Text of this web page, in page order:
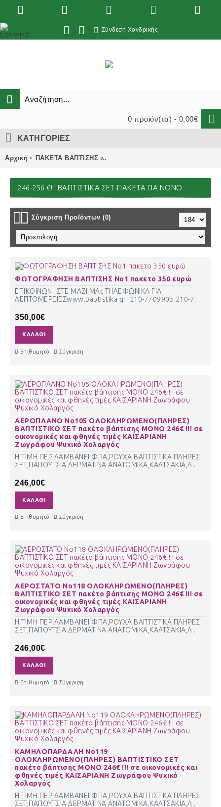
Σύνδεση Χονδρικής
0 προϊόν(τα) - 0,00€
ΚΑΤΗΓΟΡΙΕΣ
Αρχική ΠΑΚΕΤΑ ΒΑΠΤΙΣΗΣ 246-256 €!!! βαπτιστικά σετ-
246-256 €!!! ΒΑΠΤΙΣΤΙΚΆ ΣΕΤ-ΠΑΚΈΤΑ ΓΙΑ ΝΟΝΟ
Σύγκριση Προϊόντων (0)
ΦΩΤΟΓΡΑΦΗΣΗ ΒΑΠΤΙΣΗΣ Νο1 πακετο 350 ευρώ
ΕΠΙΚΟΙΝΩΝΗΣΤΕ ΜΑΖΙ ΜΑς ΤΗΛΕΦΩΝΙΚΑ ΓΙΑ
ΛΕΠΤΟΜΕΡΕΙΕΣwww.baptistika.gr 210-7709905 210-7..
350,00€
ΚΑΛΆΘΙ
Επιθυμητό Σύγκριση
ΑΕΡΟΠΛΑΝΟ Νο105 ΟΛΟΚΛΗΡΩΜΕΝΟ(ΠΛΗΡΕΣ)
ΒΑΠΤΙΣΤΙΚΟ ΣΕΤ πακέτο βάπτισης ΜΟΝΟ 246€ !!! σε
οικονομικές και φθηνές τιμές ΚΑΙΣΑΡΙΑΝΗ
Ζωγράφου Ψυχικό Χολαργός
Η ΤΙΜΗ ΠΕΡΙΛΑΜΒΑΝΕΙ ΦΠΑ,ΡΟΥΧΑ ΒΑΠΤΙΣΤΙΚΑ ΠΛΗΡΕΣ
ΣΕΤ,ΠΑΠΟΥΤΣΙΑ ΔΕΡΜΑΤΙΝΑ ΑΝΑΤΟΜΙΚΑ,ΚΑΛΤΣΑΚΙΑ,Λ..
246,00€
ΚΑΛΆΘΙ
Επιθυμητό Σύγκριση
ΑΕΡΟΣΤΑΤΟ Νο118 ΟΛΟΚΛΗΡΩΜΕΝΟ(ΠΛΗΡΕΣ)
ΒΑΠΤΙΣΤΙΚΟ ΣΕΤ πακέτο βάπτισης ΜΟΝΟ 246€ !!! σε
οικονομικές και φθηνές τιμές ΚΑΙΣΑΡΙΑΝΗ
Ζωγράφου Ψυχικό Χολαργός
Η ΤΙΜΗ ΠΕΡΙΛΑΜΒΑΝΕΙ ΦΠΑ,ΡΟΥΧΑ ΒΑΠΤΙΣΤΙΚΑ ΠΛΗΡΕΣ
ΣΕΤ,ΠΑΠΟΥΤΣΙΑ ΔΕΡΜΑΤΙΝΑ ΑΝΑΤΟΜΙΚΑ,ΚΑΛΤΣΑΚΙΑ,Λ..
246,00€
ΚΑΛΆΘΙ
Επιθυμητό Σύγκριση
ΚΑΜΗΛΟΠΑΡΔΑΛΗ Νο119
ΟΛΟΚΛΗΡΩΜΕΝΟ(ΠΛΗΡΕΣ) ΒΑΠΤΙΣΤΙΚΟ ΣΕΤ
πακέτο βάπτισης ΜΟΝΟ 246€ !!! σε οικονομικές και
φθηνές τιμές ΚΑΙΣΑΡΙΑΝΗ Ζωγράφου Ψυχικό
Χολαργός
Η ΤΙΜΗ ΠΕΡΙΛΑΜΒΑΝΕΙ ΦΠΑ,ΡΟΥΧΑ ΒΑΠΤΙΣΤΙΚΑ ΠΛΗΡΕΣ
ΣΕΤ,ΠΑΠΟΥΤΣΙΑ ΔΕΡΜΑΤΙΝΑ ΑΝΑΤΟΜΙΚΑ,ΚΑΛΤΣΑΚΙΑ,Λ..